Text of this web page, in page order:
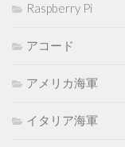
Raspberry Pi
アコード
アメリカ海軍
イタリア海軍